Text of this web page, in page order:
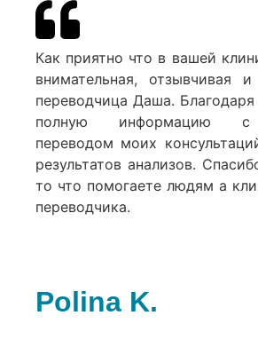
Как приятно что в вашей
внимательная, отзывчивая и
переводчица Даша.
полную информацию с
переводом моих
результатов анализов.
то что помогаете людям а
переводчика.
Polina K.